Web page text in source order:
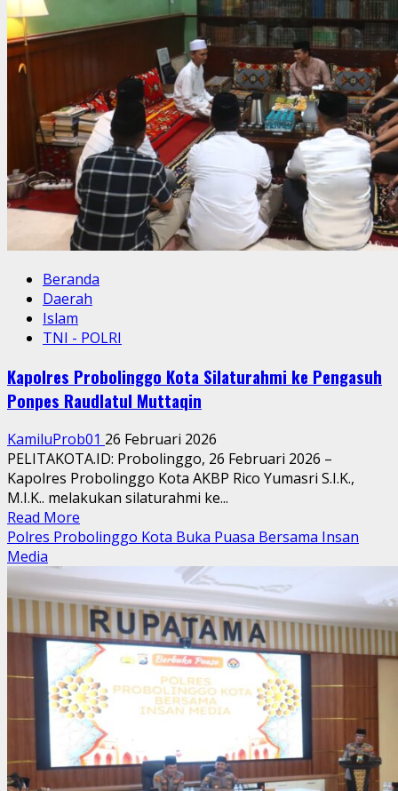
Jrebeng
Lor,
Jaga
Kamtibmas
Beranda
Daerah
Islam
TNI - POLRI
Kapolres Probolinggo Kota Silaturahmi ke Pengasuh
Ponpes Raudlatul Muttaqin
KamiluProb01 26 Februari 2026
PELITAKOTA.ID: Probolinggo, 26 Februari 2026 –
Kapolres Probolinggo Kota AKBP Rico Yumasri S.I.K.,
M.I.K.. melakukan silaturahmi ke...
Read More
more
Kapolres
Probolinggo
Kota
Silaturahmi
ke
Pengasuh
Ponpes
Raudlatul
Muttaqin
Polres Probolinggo Kota Buka Puasa Bersama Insan
Media